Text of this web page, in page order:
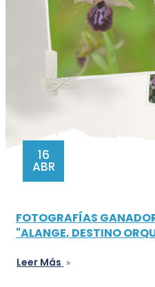
16
ABR
FOTOGRAFÍAS
"ALANGE, DESTINO
Leer Más